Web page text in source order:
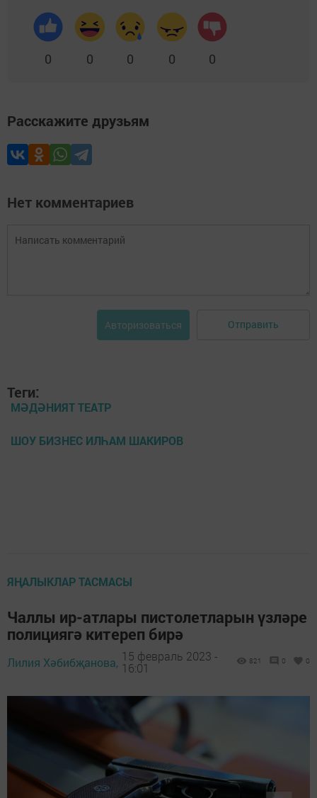
0 0 0 0 0
Расскажите друзьям
Нет комментариев
Авторизоваться Отправить
Теги:
МӘДӘНИЯТ ТЕАТР
ШОУ БИЗНЕС ИЛҺАМ ШАКИРОВ
ЯҢАЛЫКЛАР ТАСМАСЫ
Чаллы ир-атлары пистолетларын үзләре
полициягә китереп бирә
Лилия Хәбибҗанова, 15 февраль 2023 -
16:01
821 0 0